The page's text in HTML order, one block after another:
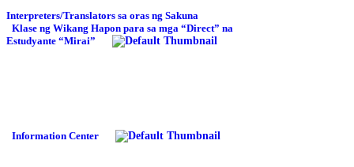
Interpreters/Translators sa oras ng Sakuna
Klase ng Wikang Hapon para sa mga “Direct” na
Estudyante “Mirai”
Information Center